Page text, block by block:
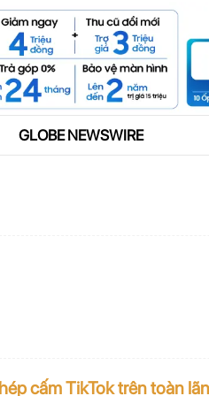
cáo
GLOBE NEWSWIRE
cấm TikTok trên toàn